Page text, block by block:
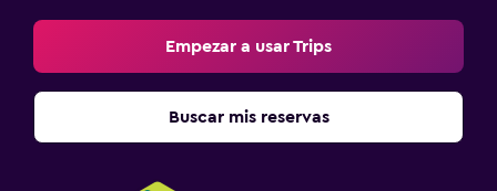
Estacionamiento privado
Servicio de traslado (cargo adicional)
Habitación
Empezar a usar Trips
Buscar mis reservas